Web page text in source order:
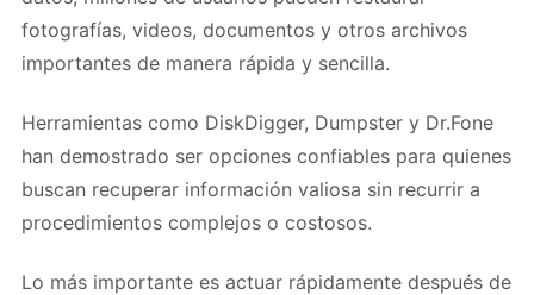
fotografías, videos, documentos y otros archivos
importantes de manera rápida y sencilla.
Herramientas como DiskDigger, Dumpster y Dr.Fone
han demostrado ser opciones confiables para quienes
buscan recuperar información valiosa sin recurrir a
procedimientos complejos o costosos.
Lo más importante es actuar rápidamente después de